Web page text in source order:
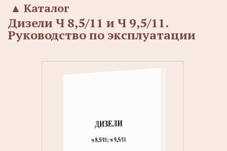
Каталог
▲
Дизели Ч 8,5/11 и Ч 9,5/11.
Руководство по эксплуатации